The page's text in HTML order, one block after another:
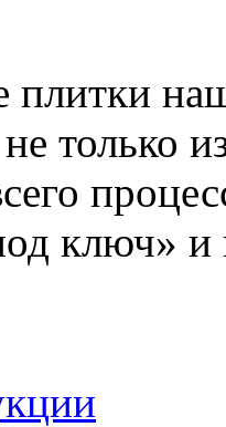
плитки
только
ключ» и